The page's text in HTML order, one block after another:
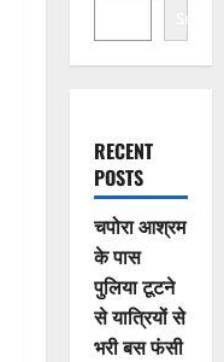
Search
RECENT
POSTS
चपोरा आश्रम
के पास
पुलिया टूटने
से यात्रियों से
भरी बस फंसी